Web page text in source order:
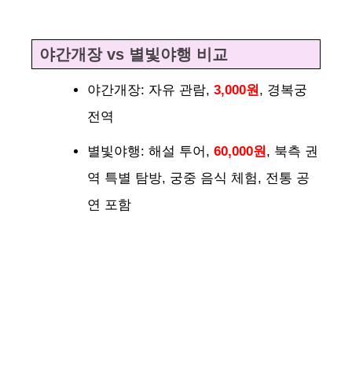
야간개장 vs 별빛야행 비교
야간개장: 자유 관람, 3,000원 , 경복궁
전역
별빛야행: 해설 투어, 60,000원 , 북측 권
역 특별 탐방, 궁중 음식 체험, 전통 공
연 포함